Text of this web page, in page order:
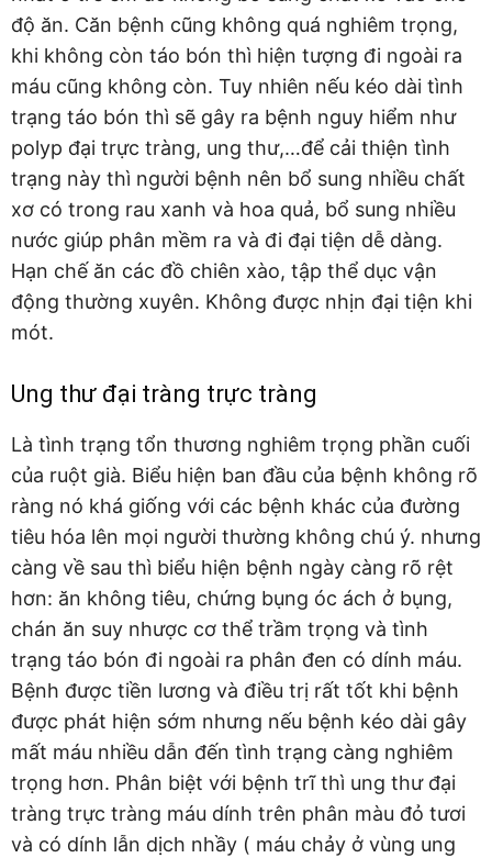
độ ăn. Căn bệnh cũng không quá nghiêm trọng,
khi không còn táo bón thì hiện tượng đi ngoài ra
máu cũng không còn. Tuy nhiên nếu kéo dài tình
trạng táo bón thì sẽ gây ra bệnh nguy hiểm như
polyp đại trực tràng, ung thư,…để cải thiện tình
trạng này thì người bệnh nên bổ sung nhiều chất
xơ có trong rau xanh và hoa quả, bổ sung nhiều
nước giúp phân mềm ra và đi đại tiện dễ dàng.
Hạn chế ăn các đồ chiên xào, tập thể dục vận
động thường xuyên. Không được nhịn đại tiện khi
mót.
Ung thư đại tràng trực tràng
Là tình trạng tổn thương nghiêm trọng phần cuối
của ruột già. Biểu hiện ban đầu của bệnh không rõ
ràng nó khá giống với các bệnh khác của đường
tiêu hóa lên mọi người thường không chú ý. nhưng
càng về sau thì biểu hiện bệnh ngày càng rõ rệt
hơn: ăn không tiêu, chứng bụng óc ách ở bụng,
chán ăn suy nhược cơ thể trầm trọng và tình
trạng táo bón đi ngoài ra phân đen có dính máu.
Bệnh được tiền lương và điều trị rất tốt khi bệnh
được phát hiện sớm nhưng nếu bệnh kéo dài gây
mất máu nhiều dẫn đến tình trạng càng nghiêm
trọng hơn. Phân biệt với bệnh trĩ thì ung thư đại
tràng trực tràng máu dính trên phân màu đỏ tươi
và có dính lẫn dịch nhầy ( máu chảy ở vùng ung